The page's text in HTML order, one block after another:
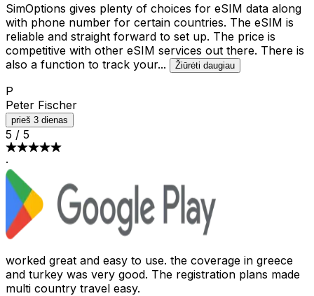
SimOptions gives plenty of choices for eSIM data along
with phone number for certain countries. The eSIM is
reliable and straight forward to set up. The price is
competitive with other eSIM services out there. There is
also a function to track your... Žiūrėti daugiau
P
Peter Fischer
prieš 3 dienas
5 / 5
·
worked great and easy to use. the coverage in greece
and turkey was very good. The registration plans made
multi country travel easy.